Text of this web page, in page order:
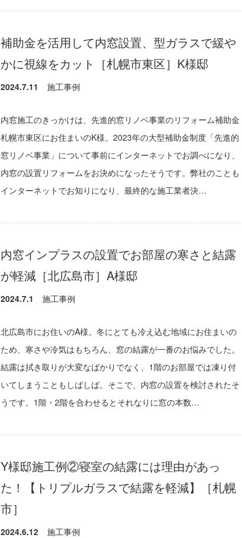
補助金を活用して内窓設置、型ガラスで緩や
かに視線をカット［札幌市東区］K様邸
2024.7.11 施工事例
内窓施工のきっかけは、先進的窓リノベ事業のリフォーム補助金
札幌市東区にお住まいのK様。2023年の大型補助金制度「先進的
窓リノベ事業」について事前にインターネットでお調べになり、
内窓の設置リフォームをお決めになったそうです。弊社のことも
インターネットでお知りになり、最終的な施工業者決…
内窓インプラスの設置でお部屋の寒さと結露
が軽減［北広島市］A様邸
2024.7.1 施工事例
北広島市にお住いのA様。冬にとても冷え込む地域にお住まいの
ため、寒さや冷気はもちろん、窓の結露が一番のお悩みでした。
結露は拭き取りが大変なばかりでなく、1階のお部屋では凍り付
いてしまうこともしばしば。そこで、内窓の設置を検討されたそ
うです。1階・2階を合わせるとそれなりに窓の本数…
Y様邸施工例②寝室の結露には理由があっ
た！【トリプルガラスで結露を軽減】［札幌
市］
2024.6.12 施工事例